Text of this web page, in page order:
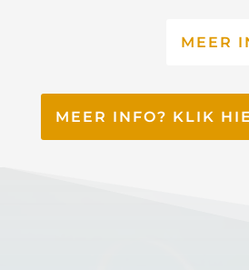
MEER
MEER INFO? KLIK